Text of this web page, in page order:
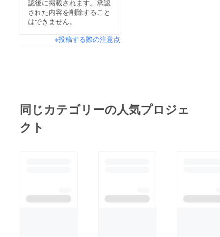
認後に掲載されます。承認
された内容を削除すること
はできません。
※投稿する際の注意点
同じカテゴリーの人気プロジェ
クト